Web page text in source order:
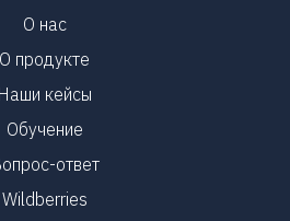
О нас
О продукте
Наши кейсы
Обучение
ответ
Wildberries